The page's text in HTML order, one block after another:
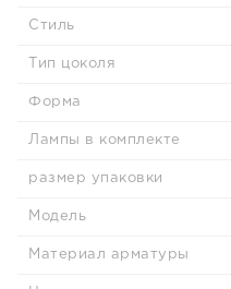
Стиль
Тип цоколя
Форма
Лампы в комплекте
размер упаковки
Модель
Материал арматуры